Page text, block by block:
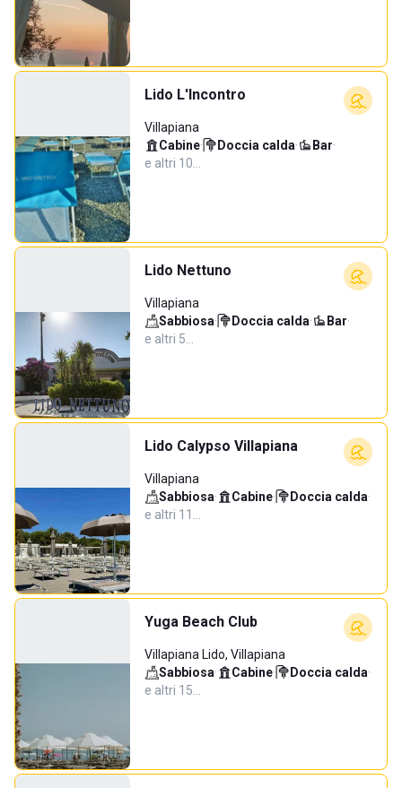
Lido L'Incontro
Villapiana
Cabine· Doccia calda· Bar·
e altri 10…
Lido Nettuno
Villapiana
Sabbiosa· Doccia calda· Bar·
e altri 5…
Lido Calypso Villapiana
Villapiana
Sabbiosa· Cabine· Doccia calda·
e altri 11…
Yuga Beach Club
Villapiana Lido, Villapiana
Sabbiosa· Cabine· Doccia calda·
e altri 15…